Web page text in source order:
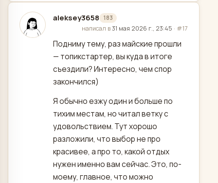
aleksey3658 183
отредактировано
написал в31 мая 2026 г., 23:45 · #17
Подниму тему, раз майские прошли
— топикстартер, вы куда в итоге
съездили? Интересно, чем спор
закончился)
Я обычно езжу один и больше по
тихим местам, но читал ветку с
удовольствием. Тут хорошо
разложили, что выбор не про
красивее, а про то, какой отдых
нужен именно вам сейчас. Это, по-
моему, главное, что можно